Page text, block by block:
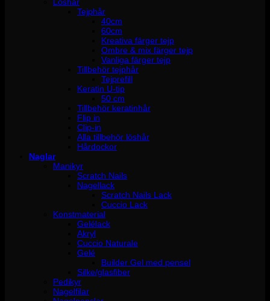
Tejphår
40cm
60cm
Kreativa färger tejp
Ombre & mix färger tejp
Vanliga färger tejp
Tillbehör tejphår
Tejprefill
Keratin U-tip
50 cm
Tillbehör keratinhår
Flip in
Clip-in
Alla tillbehör löshår
Hårdockor
Naglar
Manikyr
Scratch Nails
Nagellack
Scratch Nails Lack
Cuccio Lack
Konstmaterial
Gelélack
Akryl
Cuccio Naturale
Gelé
Builder Gel med pensel
Silke/glasfiber
Pedikyr
Nagelfilar